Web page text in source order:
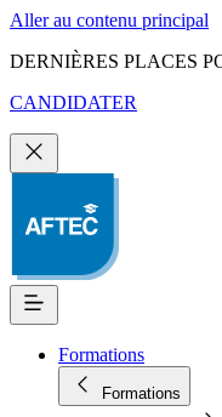
Aller au contenu principal
DERNIÈRES PLACES
CANDIDATER
Formations
Formations